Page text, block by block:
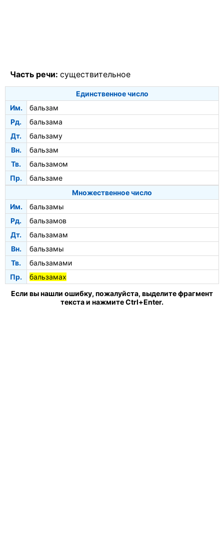
Часть речи: существительное
Единственное число
Им.
бальзам
Рд.
бальзама
Дт.
бальзаму
Вн.
бальзам
Тв.
бальзамом
Пр.
бальзаме
Множественное число
Им.
бальзамы
Рд.
бальзамов
Дт.
бальзамам
Вн.
бальзамы
Тв.
бальзамами
Пр.
бальзамах
Если вы нашли ошибку, пожалуйста, выделите фрагмент
текста и нажмите Ctrl+Enter.